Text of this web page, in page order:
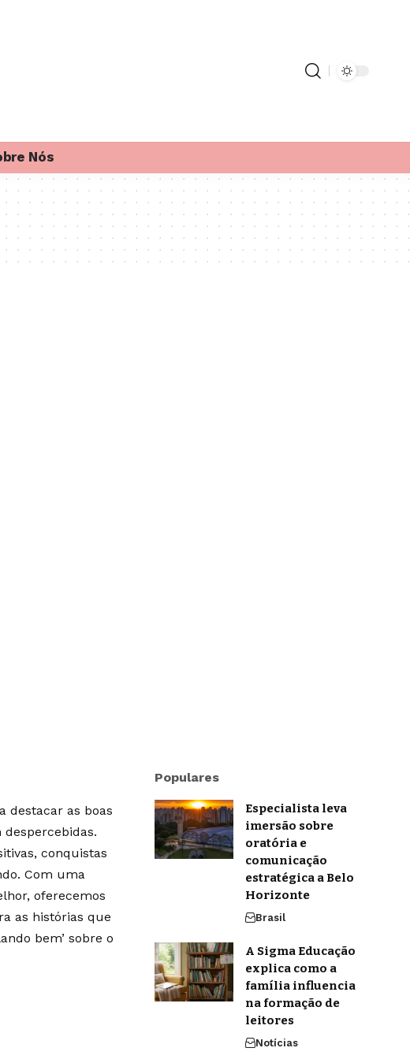
Nós
destacar as boas
conquistas
Com uma
oferecemos
as histórias que
bem’ sobre o
Populares
Especialista leva
imersão sobre
oratória e
comunicação
estratégica a Belo
Horizonte
Brasil
A Sigma Educação
explica como a
família influencia
na formação de
leitores
Notícias